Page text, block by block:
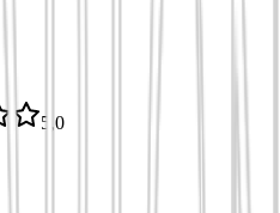
5,0